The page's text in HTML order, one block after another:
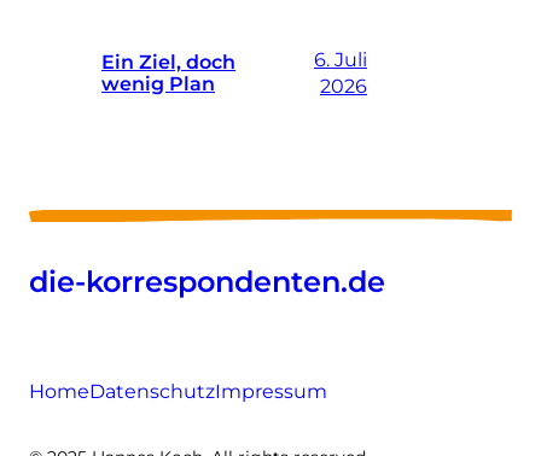
Ein Ziel, doch
wenig Plan
6. Juli
2026
die-korrespondenten.de
HomeDatenschutzImpressum